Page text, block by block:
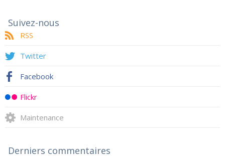
Suivez-nous
RSS
Twitter
Facebook
Flickr
Maintenance
Derniers commentaires